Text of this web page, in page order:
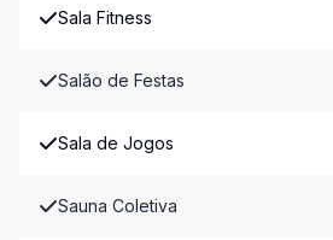
Sala Fitness
Salão de Festas
Sala de Jogos
Sauna Coletiva